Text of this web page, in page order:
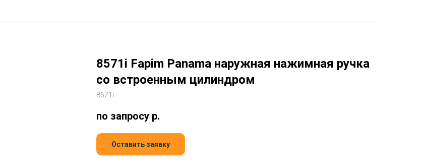
8571i Fapim Panama наружная нажимная ручка
со встроенным цилиндром
8571i
по запросу р.
Оставить заявку